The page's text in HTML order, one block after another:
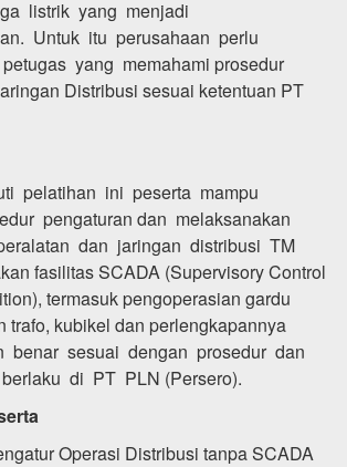
listrik yang menjadi
Untuk itu perusahaan perlu
yang memahami prosedur
Distribusi sesuai ketentuan PT
pelatihan ini peserta mampu
pengaturan dan melaksanakan
dan jaringan distribusi TM
fasilitas SCADA (Supervisory Control
termasuk pengoperasian gardu
trafo, kubikel dan perlengkapannya
benar sesuai dengan prosedur dan
di PT PLN (Persero).
Operasi Distribusi tanpa SCADA